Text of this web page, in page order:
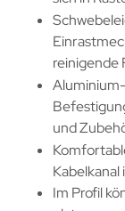
reinigende
und
Im Profil